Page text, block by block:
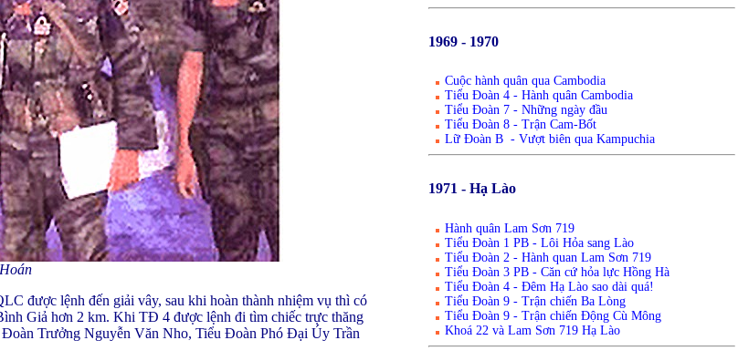
được lệnh đến giải vây, sau khi hoàn thành nhiệm vụ thì có
Giả hơn 2 km. Khi TĐ 4 được lệnh đi tìm chiếc trực thăng
Trưởng Nguyễn Văn Nho, Tiểu Đoàn Phó Đại Úy Trần
1969 - 1970
Cuộc hành quân qua Cambodia
Tiểu Đoàn 4 - Hành quân Cambodia
Tiểu Đoàn 7 - Những ngày đầu
Tiểu Đoàn 8 - Trận Cam-Bốt
Lữ Đoàn B - Vượt biên qua Kampuchia
1971 - Hạ Lào
Hành quân Lam Sơn 719
Tiểu Đoàn 1 PB - Lôi Hỏa sang Lào
Tiểu Đoàn 2 - Hành quan Lam Sơn 719
Tiểu Đoàn 3 PB - Căn cứ hỏa lực Hồng Hà
Tiểu Đoàn 4 - Đêm Hạ Lào sao dài quá!
Tiểu Đoàn 9 - Trận chiến Ba Lòng
Tiểu Đoàn 9 - Trận chiến Động Cù Mông
Khoá 22 và Lam Sơn 719 Hạ Lào